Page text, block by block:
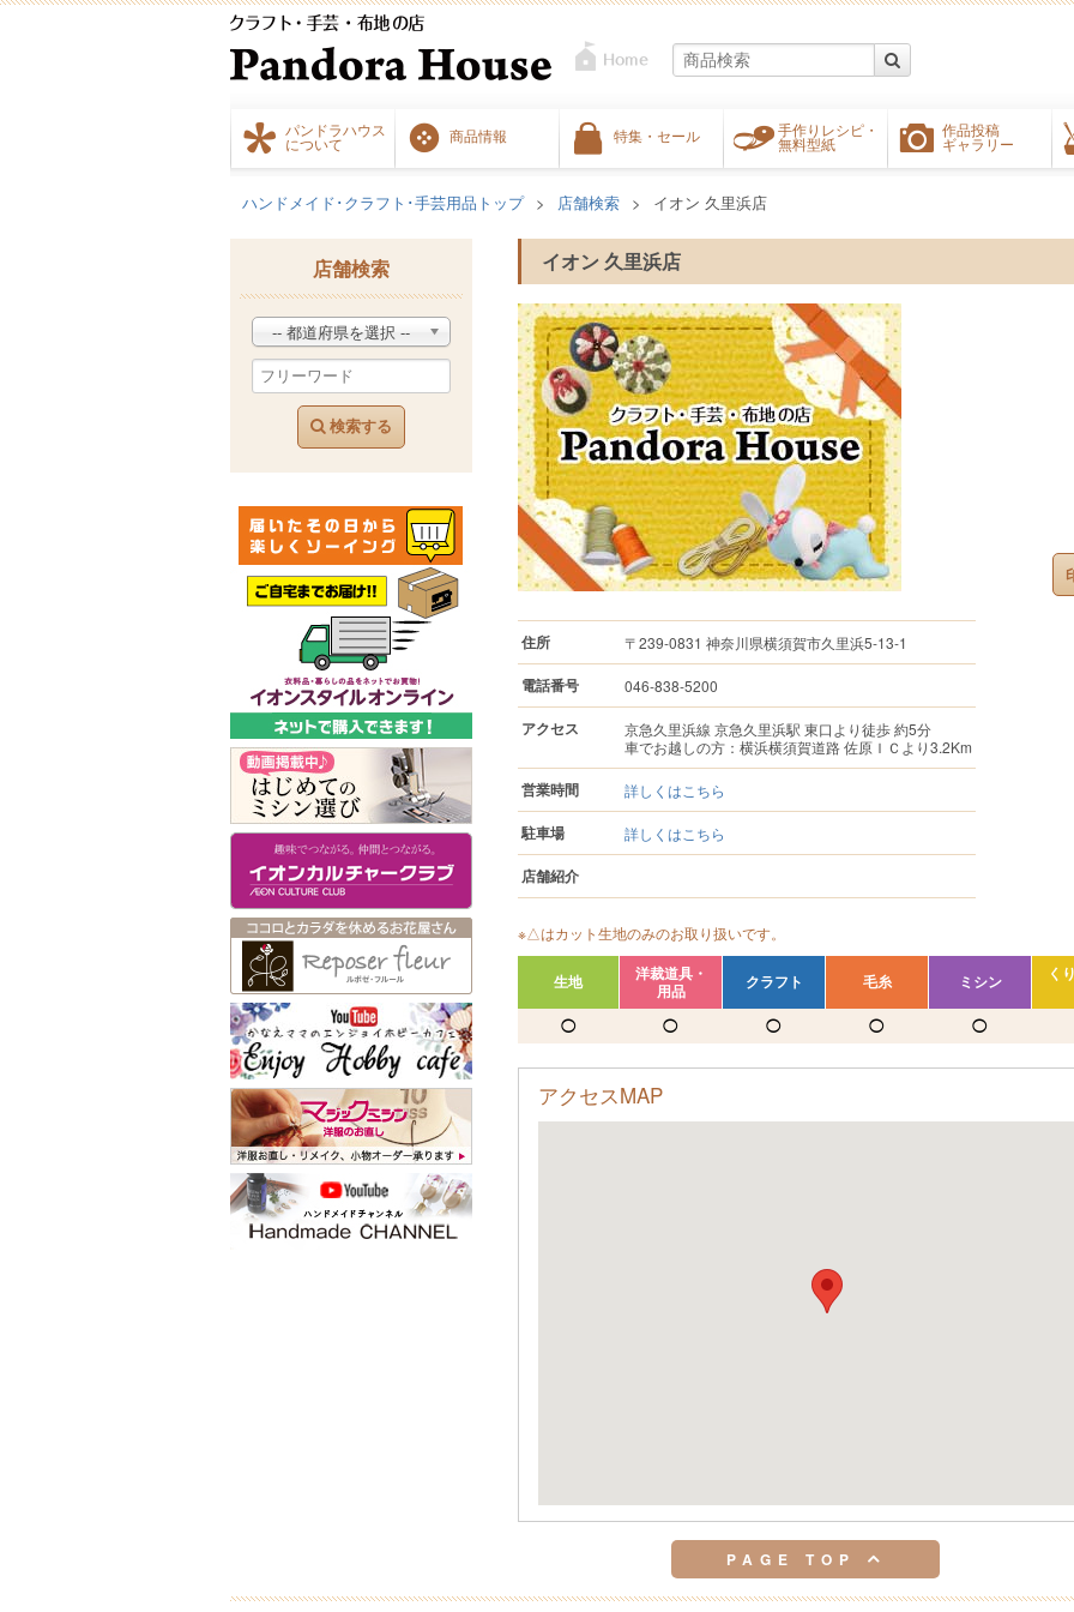
パンドラハウス
について
商品情報 特集・セール
手作りレシピ・
無料型紙
作品投稿
ギャラリー
ハンドメイド･クラフト･手芸用品トップ 店舗検索 イオン 久里浜店
イオン 久里浜店
住所 〒239-0831 神奈川県横須賀市久里浜5-13-1
電話番号 046-838-5200
アクセス
京急久里浜線 京急久里浜駅 東口より徒歩 約5分
車でお越しの方：横浜横須賀道路 佐原ＩＣより3.2Km
営業時間 詳しくはこちら
駐車場 詳しくはこちら
店舗紹介
※△はカット生地のみのお取り扱いです。
生地
洋裁道具・
用品
クラフト 毛糸 ミシン
く
◯
◯ ◯ ◯ ◯
アクセスMAP
店舗検索
-- 都道府県を選択 --
検索する
PAGE TOP